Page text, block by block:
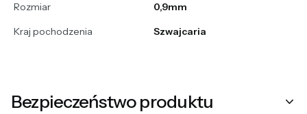
Rozmiar
0,9mm
Kraj pochodzenia
Szwajcaria
Bezpieczeństwo produktu